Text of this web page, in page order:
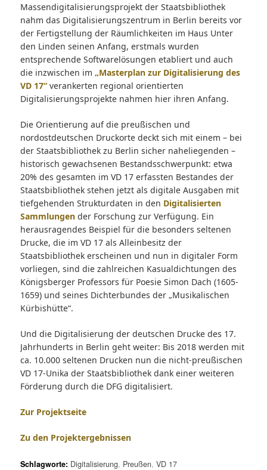
Massendigitalisierungsprojekt der Staatsbibliothek
nahm das Digitalisierungszentrum in Berlin bereits vor
der Fertigstellung der Räumlichkeiten im Haus Unter
den Linden seinen Anfang, erstmals wurden
entsprechende Softwarelösungen etabliert und auch
die inzwischen im „Masterplan zur Digitalisierung des
VD 17“verankerten regional orientierten
Digitalisierungsprojekte nahmen hier ihren Anfang.
Die Orientierung auf die preußischen und
nordostdeutschen Druckorte deckt sich mit einem – bei
der Staatsbibliothek zu Berlin sicher naheliegenden –
historisch gewachsenen Bestandsschwerpunkt: etwa
20% des gesamten im VD 17 erfassten Bestandes der
Staatsbibliothek stehen jetzt als digitale Ausgaben mit
tiefgehenden Strukturdaten in den Digitalisierten
Sammlungen der Forschung zur Verfügung. Ein
herausragendes Beispiel für die besonders seltenen
Drucke, die im VD 17 als Alleinbesitz der
Staatsbibliothek erscheinen und nun in digitaler Form
vorliegen, sind die zahlreichen Kasualdichtungen des
Königsberger Professors für Poesie Simon Dach (1605-
1659) und seines Dichterbundes der „Musikalischen
Kürbishütte“.
Und die Digitalisierung der deutschen Drucke des 17.
Jahrhunderts in Berlin geht weiter: Bis 2018 werden mit
ca. 10.000 seltenen Drucken nun die nicht-preußischen
VD 17-Unika der Staatsbibliothek dank einer weiteren
Förderung durch die DFG digitalisiert.
Zur Projektseite
Zu den Projektergebnissen
Schlagworte: Digitalisierung, Preußen, VD 17